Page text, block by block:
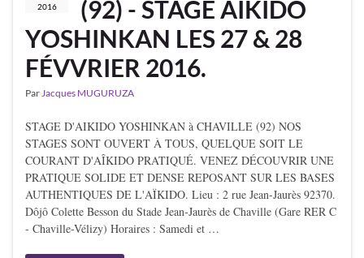
2016
(92) - STAGE AIKIDO
YOSHINKAN LES 27 & 28
FÉVVRIER 2016.
ParJacques MUGURUZA
STAGE D'AIKIDO YOSHINKAN à CHAVILLE (92) NOS
STAGES SONT OUVERT À TOUS, QUELQUE SOIT LE
COURANT D'AÎKIDO PRATIQUÉ. VENEZ DÉCOUVRIR UNE
PRATIQUE SOLIDE ET DENSE REPOSANT SUR LES BASES
AUTHENTIQUES DE L'AÏKIDO. Lieu : 2 rue Jean-Jaurès 92370.
Dôjô Colette Besson du Stade Jean-Jaurès de Chaville (Gare RER C
- Chaville-Vélizy) Horaires : Samedi et …